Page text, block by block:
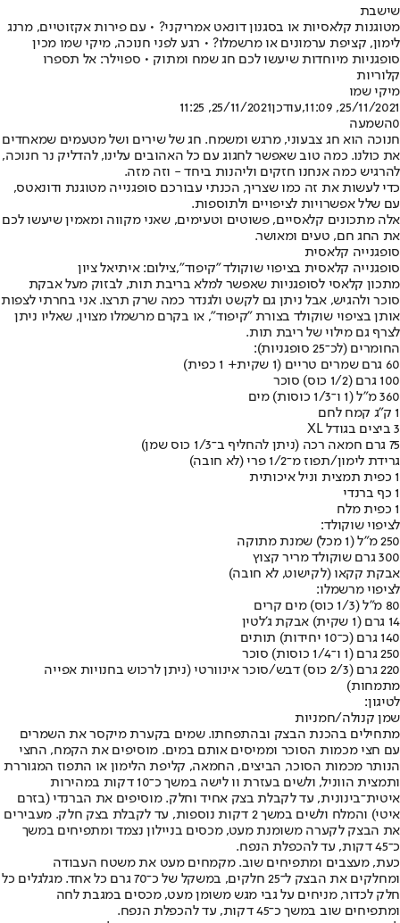
שישבת
מטוגנות קלאסיות או בסגנון דונאט אמריקני? • עם פירות אקזוטיים, מרנג
לימון, קציפת ערמונים או מרשמלו? • רגע לפני חנוכה, מיקי שמו מכין
סופגניות מיוחדות שיעשו לכם חג שמח ומתוק • ספוילר: אל תספרו
קלוריות
מיקי שמו
25/11/2021, 11:09
,עודכן25/11/2021, 11:25
0השמעה
חנוכה הוא חג צבעוני, מרגש ומשמח. חג של שירים ושל מטעמים שמאחדים
את כולנו. כמה טוב שאפשר לחגוג עם כל האהובים עלינו, להדליק נר חנוכה,
להרגיש כמה אנחנו חזקים וליהנות ביחד - וזה מזה.
כדי לעשות את זה כמו שצריך, הכנתי עבורכם סופגנייה מטוגנת ודונאטס,
עם שלל אפשרויות לציפויים ולתוספות.
אלה מתכונים קלאסיים, פשוטים וטעימים, שאני מקווה ומאמין שיעשו לכם
את החג חם, טעים ומאושר.
סופגנייה קלאסית
סופגנייה קלאסית בציפוי שוקולד "קיפוד",צילום: איתיאל ציון
מתכון קלאסי לסופגניות שאפשר למלא בריבת תות, לבזוק מעל אבקת
סוכר ולהגיש, אבל ניתן גם לקשט ולגנדר כמה שרק תרצו. אני בחרתי לצפות
אותן בציפוי שוקולד בצורת "קיפוד", או בקרם מרשמלו מצוין, שאליו ניתן
לצרף גם מילוי של ריבת תות.
החומרים (לכ־25 סופגניות):
60 גרם שמרים טריים (1 שקית+ 1 כפית)
100 גרם (1/2 כוס) סוכר
360 מ"ל (1 ו־1/3 כוסות) מים
1 ק"ג קמח לחם
3 ביצים בגודל XL
75 גרם חמאה רכה (ניתן להחליף ב־1/3 כוס שמן)
גרידת לימון/תפוז מ־1/2 פרי (לא חובה)
1 כפית תמצית וניל איכותית
1 כף ברנדי
1 כפית מלח
לציפוי שוקולד:
250 מ"ל (1 מכל) שמנת מתוקה
300 גרם שוקולד מריר קצוץ
אבקת קקאו (לקישוט, לא חובה)
לציפוי מרשמלו:
80 מ"ל (1/3 כוס) מים קרים
14 גרם (1 שקית) אבקת ג'לטין
140 גרם (כ־10 יחידות) תותים
250 גרם (1 ו־1/4 כוסות) סוכר
220 גרם (2/3 כוס) דבש/סוכר אינוורטי (ניתן לרכוש בחנויות אפייה
מתמחות)
לטיגון:
שמן קנולה/חמניות
מתחילים בהכנת הבצק ובהתפחתו. שמים בקערת מיקסר את השמרים
עם חצי מכמות הסוכר וממיסים אותם במים. מוסיפים את הקמח, החצי
הנותר מכמות הסוכר, הביצים, החמאה, קליפת הלימון או התפוז המגוררת
ותמצית הווניל, ולשים בעזרת וו לישה במשך כ־10 דקות במהירות
איטית־בינונית, עד לקבלת בצק אחיד וחלק. מוסיפים את הברנדי (בזרם
איטי) והמלח ולשים במשך 2 דקות נוספות, עד לקבלת בצק חלק. מעבירים
את הבצק לקערה משומנת מעט, מכסים בניילון נצמד ומתפיחים במשך
כ־45 דקות, עד להכפלת הנפח.
כעת, מעצבים ומתפיחים שוב. מקמחים מעט את משטח העבודה
ומחלקים את הבצק ל־25 חלקים, במשקל של כ־70 גרם כל אחד. מגלגלים כל
חלק לכדור, מניחים על גבי מגש משומן מעט, מכסים במגבת לחה
ומתפיחים שוב במשך כ־45 דקות, עד להכפלת הנפח.